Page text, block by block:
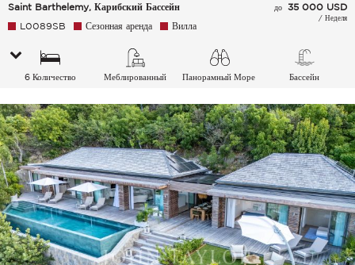
Saint Barthelemy, Карибский Бассейн
до 35 000 USD
/ Неделя
L0089SB Сезонная аренда Вилла
6 Количество
Меблированный Панорамный Море Бассейн